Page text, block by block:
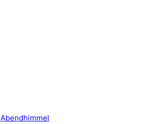
Abendhimmel